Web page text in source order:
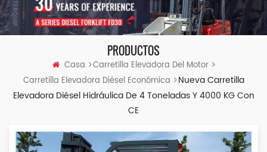
PRODUCTOS
Casa
Carretilla Elevadora Del Motor
Carretilla Elevadora Diésel Económica
Nueva Carretilla
Elevadora Diésel Hidráulica De 4 Toneladas Y 4000 KG Con
CE